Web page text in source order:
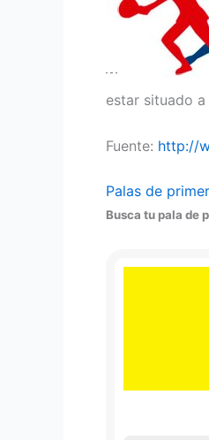
estar situado
Fuente: http://
Palas de
Busca tu pala de